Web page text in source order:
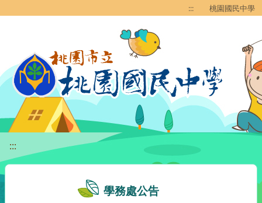
::: 桃園國民中學
:::
學務處公告